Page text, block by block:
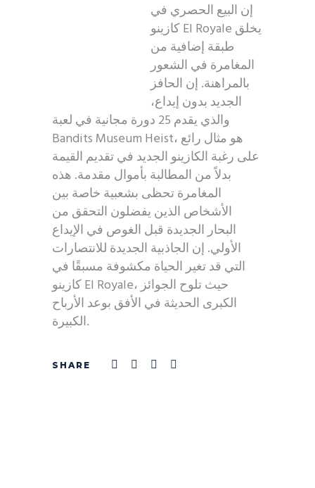
إن البيع الحصري في
كازينو El Royale يخلق
طبقة إضافية من
المغامرة في الشعور
بالمراهنة. إن الحافز
الجديد بدون إيداع،
والذي يقدم 25 دورة مجانية في لعبة
Bandits Museum Heist، هو مثال رائع
على رغبة الكازينو الجديد في تقديم القيمة
بدلاً من المطالبة بأموال مقدمة. هذه
المغامرة تحظى بشعبية خاصة بين
الأشخاص الذين يفضلون التحقق من
البحار الجديدة قبل الغوص في الإيداع
الأولي. إن الجاذبية الجديدة للانتصارات
التي قد تغير الحياة مكشوفة مسبقًا في
كازينو El Royale، حيث تلوح الجوائز
الكبرى الحديثة في الأفق بوعد الأرباح
الكبيرة.